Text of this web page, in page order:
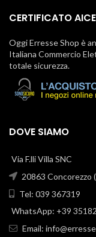
CERTIFICATO
Oggi Erresse Shop è
Italiana Commercio
totale sicurezza.
DOVE SIAMO
Via F.lli Villa SNC
20863 Concorezzo
Tel: 039 367319
WhatsApp: +39
Email: